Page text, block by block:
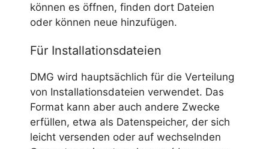
können es öffnen, finden dort Dateien
oder können neue hinzufügen.
Für Installationsdateien
DMG wird hauptsächlich für die Verteilung
von Installationsdateien verwendet. Das
Format kann aber auch andere Zwecke
erfüllen, etwa als Datenspeicher, der sich
leicht versenden oder auf wechselnden